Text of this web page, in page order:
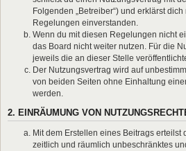
Folgenden „Betreiber“) und erklärst
Regelungen einverstanden.
Wenn du mit diesen Regelungen nicht
das Board nicht weiter nutzen. Für die
jeweils die an dieser Stelle
Der Nutzungsvertrag wird auf
von beiden Seiten ohne Einhaltung
werden.
2. EINRÄUMUNG VON
Mit dem Erstellen eines Beitrags
zeitlich und räumlich unbeschränktes